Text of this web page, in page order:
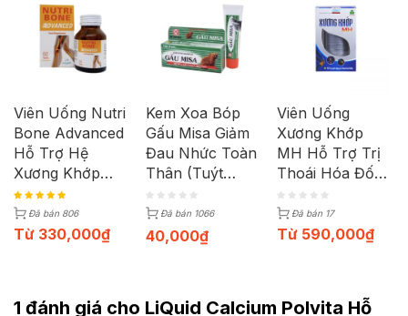
Viên Uống Nutri
Bone Advanced
Hỗ Trợ Hệ
Xương Khớp
(Hộp 60 Viên)
Đã bán 806
Từ 330,000₫
Kem Xoa Bóp
Gấu Misa Giảm
Đau Nhức Toàn
Thân (Tuýt
30G)
Đã bán 1066
40,000₫
Viên Uống
Xương Khớp
MH Hỗ Trợ Trị
Thoái Hóa Đốt
Sống Thoát Vị
Đĩa Đệm (Hộp
60 Viên)
Đã bán 17
Từ 590,000₫
1 đánh giá cho LiQuid Calcium Polvita Hỗ